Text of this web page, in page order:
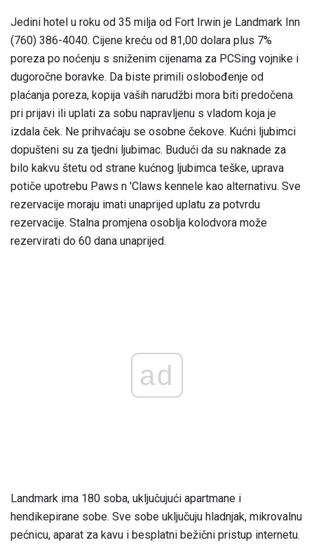
Jedini hotel u roku od 35 milja od Fort Irwin je Landmark Inn
(760) 386-4040. Cijene kreću od 81,00 dolara plus 7%
poreza po noćenju s sniženim cijenama za PCSing vojnike i
dugoročne boravke. Da biste primili oslobođenje od
plaćanja poreza, kopija vaših narudžbi mora biti predočena
pri prijavi ili uplati za sobu napravljenu s vladom koja je
izdala ček. Ne prihvaćaju se osobne čekove. Kućni ljubimci
dopušteni su za tjedni ljubimac. Budući da su naknade za
bilo kakvu štetu od strane kućnog ljubimca teške, uprava
potiče upotrebu Paws n 'Claws kennele kao alternativu. Sve
rezervacije moraju imati unaprijed uplatu za potvrdu
rezervacije. Stalna promjena osoblja kolodvora može
rezervirati do 60 dana unaprijed.
ad
Landmark ima 180 soba, uključujući apartmane i
hendikepirane sobe. Sve sobe uključuju hladnjak, mikrovalnu
pećnicu, aparat za kavu i besplatni bežični pristup internetu.